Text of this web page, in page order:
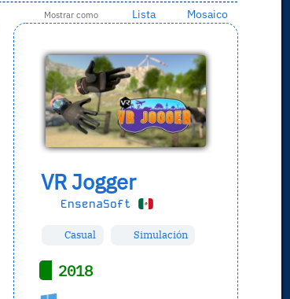
Mostrar como Lista Mosaico
VR Jogger
EnsenaSoft
Casual Simulación
2018